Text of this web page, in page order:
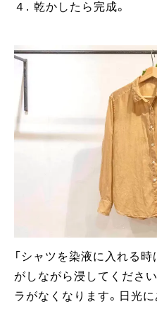
４. 乾かしたら完成。
「シャツを染液に入れる時
がしながら浸してくださ
ラがなくなります。日光